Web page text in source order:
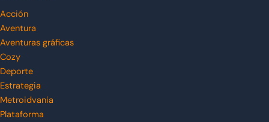
Acción
Aventura
Aventuras gráficas
Cozy
Deporte
Estrategia
Metroidvania
Plataforma